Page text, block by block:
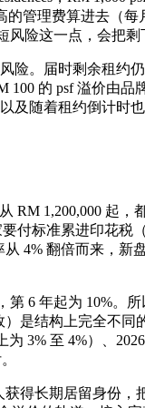
的管理费算进去（
险这一点，会把剩
险。届时剩余租约
的 psf 溢价由品
及随着租约倒计时
RM 1,200,000 起
付标准累进印花税
从 4% 翻倍而来，
6 年起为 10%。
是结构上完全不同
3% 至 4%）、
得长期居留身份，